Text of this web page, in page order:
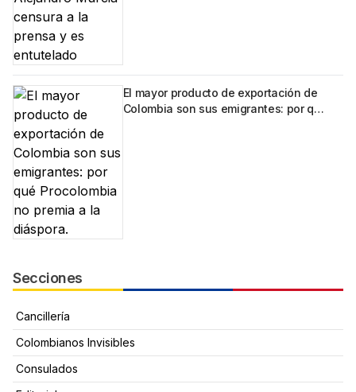
El mayor producto de exportación de
Colombia son sus emigrantes: por q…
Secciones
Cancillería
Colombianos Invisibles
Consulados